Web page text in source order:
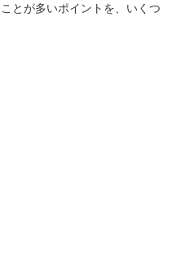
とが多いポイントを、いくつ